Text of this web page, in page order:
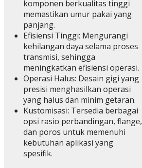
komponen berkualitas tinggi
memastikan umur pakai yang
panjang.
Efisiensi Tinggi: Mengurangi
kehilangan daya selama proses
transmisi, sehingga
meningkatkan efisiensi operasi.
Operasi Halus: Desain gigi yang
presisi menghasilkan operasi
yang halus dan minim getaran.
Kustomisasi: Tersedia berbagai
opsi rasio perbandingan, flange,
dan poros untuk memenuhi
kebutuhan aplikasi yang
spesifik.